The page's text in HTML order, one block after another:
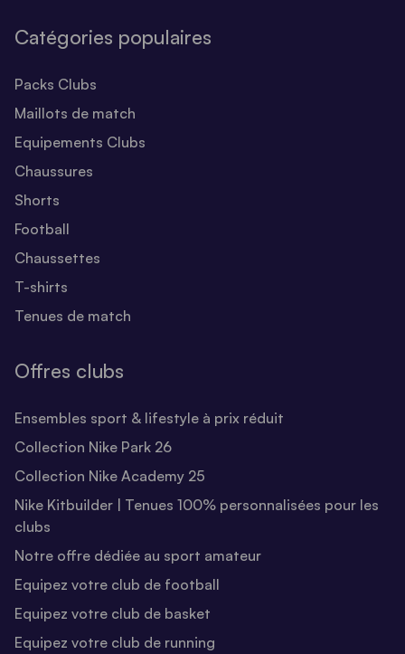
Catégories populaires
Packs Clubs
Maillots de match
Equipements Clubs
Chaussures
Shorts
Football
Chaussettes
T-shirts
Tenues de match
Offres clubs
Ensembles sport & lifestyle à prix réduit
Collection Nike Park 26
Collection Nike Academy 25
Nike Kitbuilder | Tenues 100% personnalisées pour les
clubs
Notre offre dédiée au sport amateur
Equipez votre club de football
Equipez votre club de basket
Equipez votre club de running